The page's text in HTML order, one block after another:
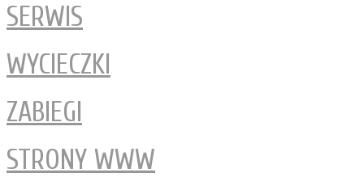
SERWIS
WYCIECZKI
ZABIEGI
STRONY WWW